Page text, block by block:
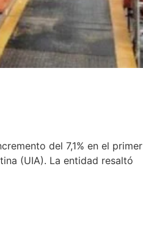
del 7,1% en el primer
(UIA). La entidad resaltó